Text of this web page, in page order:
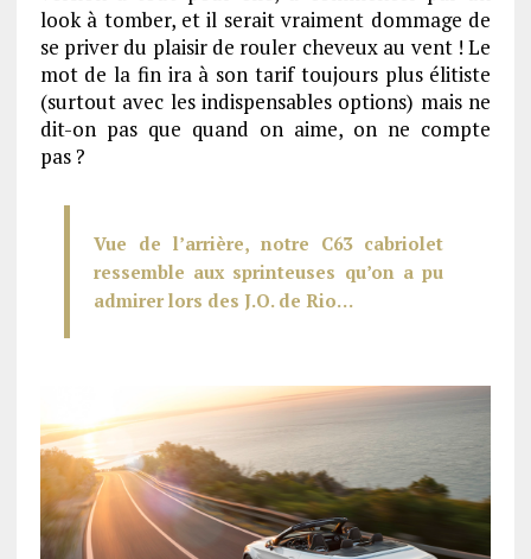
look à tomber, et il serait vraiment dommage de
se priver du plaisir de rouler cheveux au vent ! Le
mot de la fin ira à son tarif toujours plus élitiste
(surtout avec les indispensables options) mais ne
dit-on pas que quand on aime, on ne compte
pas ?
Vue de l’arrière, notre C63 cabriolet
ressemble aux sprinteuses qu’on a pu
admirer lors des J.O. de Rio…